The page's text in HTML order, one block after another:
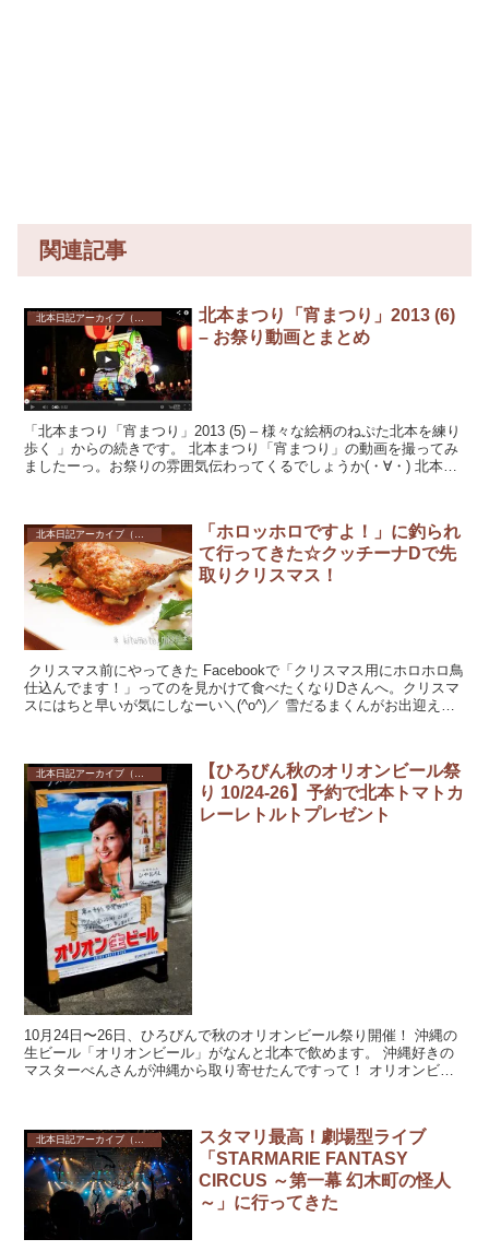
関連記事
北本日記アーカイブ（記録保存）
北本まつり「宵まつり」2013 (6)
– お祭り動画とまとめ
「北本まつり「宵まつり」2013 (5) – 様々な絵柄のねぷた北本を練り
歩く 」からの続きです。 北本まつり「宵まつり」の動画を撮ってみ
ましたーっ。お祭りの雰囲気伝わってくるでしょうか(・∀・) 北本ま
北本日記アーカイブ（記録保存）
「ホロッホロですよ！」に釣られ
て行ってきた☆クッチーナDで先
取りクリスマス！
クリスマス前にやってきた Facebookで「クリスマス用にホロホロ鳥
仕込んでます！」ってのを見かけて食べたくなりDさんへ。クリスマ
スにはちと早いが気にしなーい＼(^o^)／ 雪だるまくんがお出迎え。
北本日記アーカイブ（記録保存）
【ひろびん秋のオリオンビール祭
り 10/24-26】予約で北本トマトカ
レーレトルトプレゼント
10月24日〜26日、ひろびんで秋のオリオンビール祭り開催！ 沖縄の
生ビール「オリオンビール」がなんと北本で飲めます。 沖縄好きの
マスターべんさんが沖縄から取り寄せたんですって！ オリオンビー
スタマリ最高！劇場型ライブ
「STARMARIE FANTASY
CIRCUS ～第一幕 幻木町の怪人
～」に行ってきた